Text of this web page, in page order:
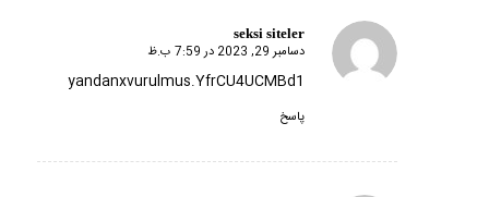
seksi siteler
گفته:
دسامبر 29, 2023 در 7:59 ب.ظ
yandanxvurulmus.YfrCU4UCMBd1
پاسخ